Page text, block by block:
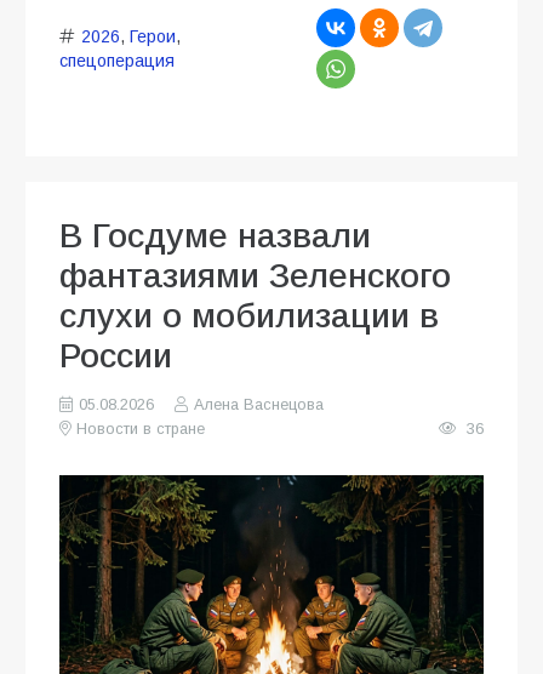
2026, Герои,
спецоперация
В Госдуме назвали
фантазиями Зеленского
слухи о мобилизации в
России
05.08.2026
Алена Васнецова
Новости в стране
36